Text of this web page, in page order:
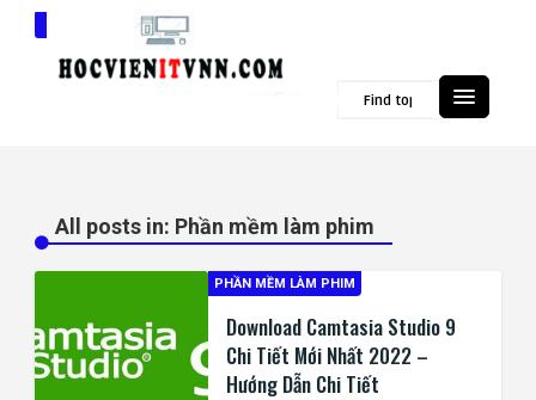
Popular Topics
All posts in: Phần mềm làm phim
PHẦN MỀM LÀM PHIM
Download Camtasia Studio 9
Chi Tiết Mới Nhất 2022 –
Hướng Dẫn Chi Tiết